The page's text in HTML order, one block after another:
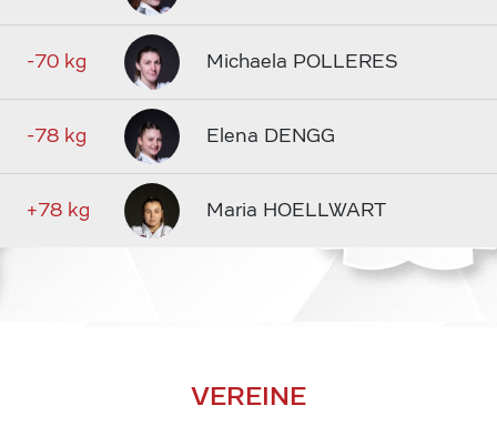
-70 kg Michaela POLLERES
-78 kg Elena DENGG
+78 kg Maria HOELLWART
VEREINE